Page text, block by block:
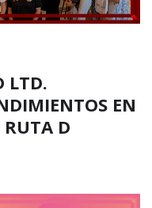
LTD.
EN
RUTA D